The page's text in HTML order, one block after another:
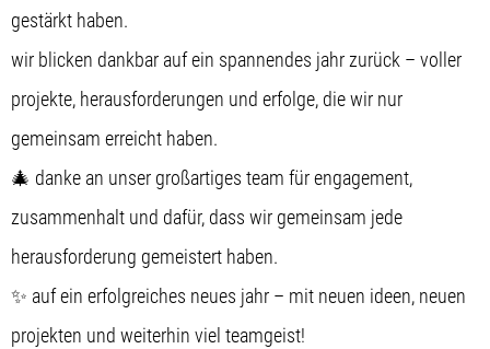
gestärkt haben.
wir blicken dankbar auf ein spannendes jahr zurück – voller
projekte, herausforderungen und erfolge, die wir nur
gemeinsam erreicht haben.
🎄 danke an unser großartiges team für engagement,
zusammenhalt und dafür, dass wir gemeinsam jede
herausforderung gemeistert haben.
✨ auf ein erfolgreiches neues jahr – mit neuen ideen, neuen
projekten und weiterhin viel teamgeist!